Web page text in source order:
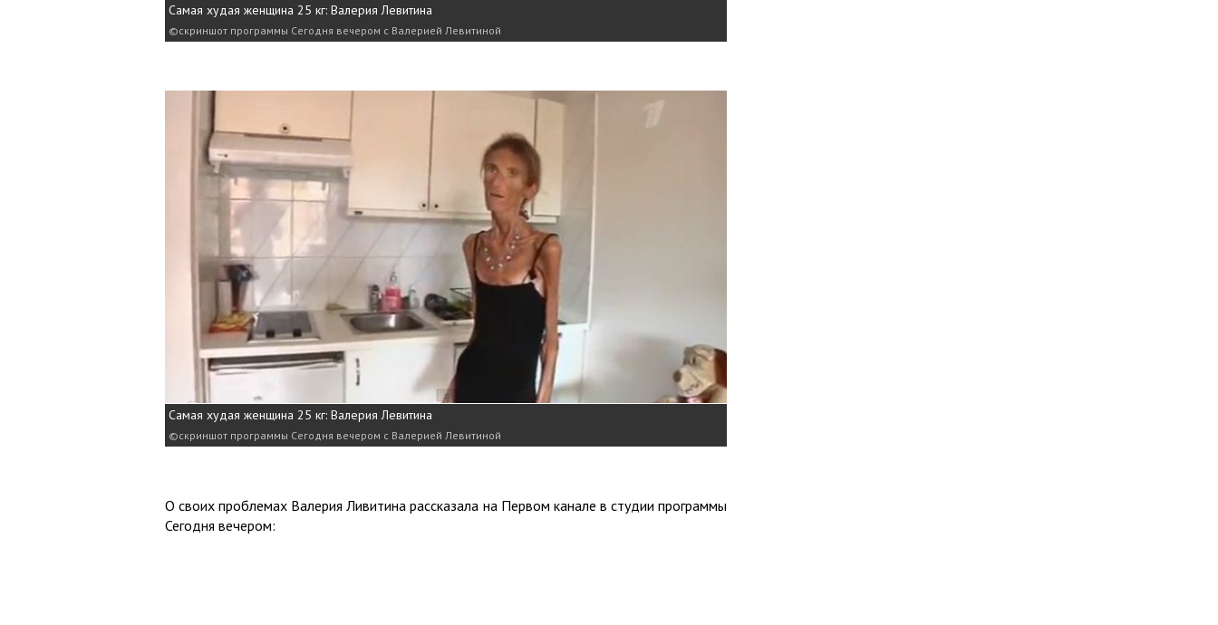
Самая худая женщина 25 кг: Валерия Левитина
скриншот программы Сегодня вечером с Валерией Левитиной
Самая худая женщина 25 кг: Валерия Левитина
скриншот программы Сегодня вечером с Валерией Левитиной
О своих проблемах Валерия Ливитина рассказала на Первом канале в студии программы
Сегодня вечером: